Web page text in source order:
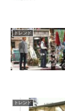
トレンド
トレンド